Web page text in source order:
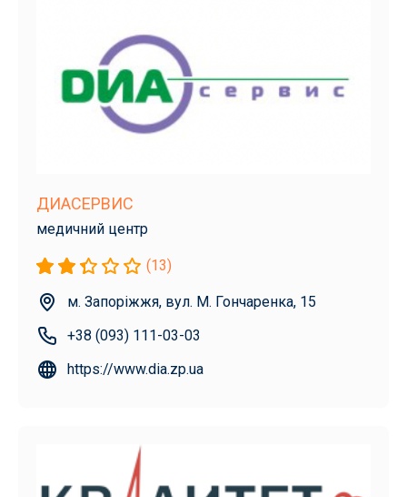
ДИАСЕРВИС
медичний центр
(13)
м. Запоріжжя, вул. М. Гончаренка, 15
+38 (093) 111-03-03
https://www.dia.zp.ua